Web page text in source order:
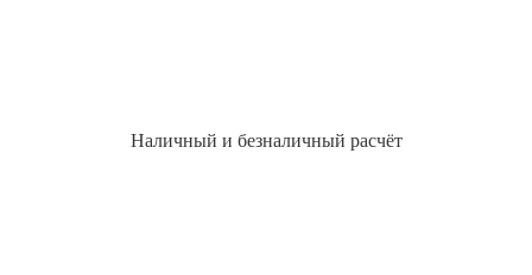
Наличный и безналичный расчёт